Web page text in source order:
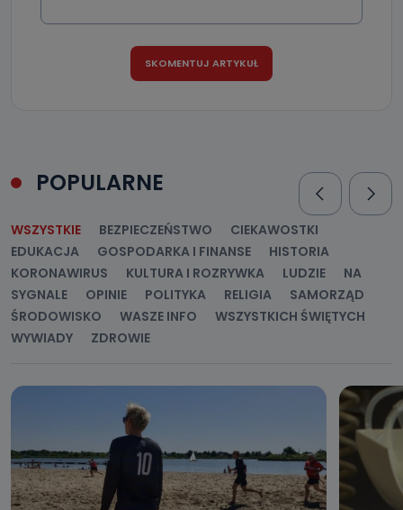
POPULARNE
WSZYSTKIE BEZPIECZEŃSTWO
CIEKAWOSTKI
EDUKACJA
GOSPODARKA I FINANSE
HISTORIA
KORONAWIRUS
KULTURA I ROZRYWKA LUDZIE
NA
SYGNALE
OPINIE POLITYKA RELIGIA
SAMORZĄD
ŚRODOWISKO
WASZE INFO
WSZYSTKICH ŚWIĘTYCH
WYWIADY
ZDROWIE